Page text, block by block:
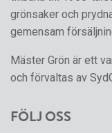
grönsaker och
gemensam
Mäster Grön är ett
och förvaltas av
FÖLJ OSS